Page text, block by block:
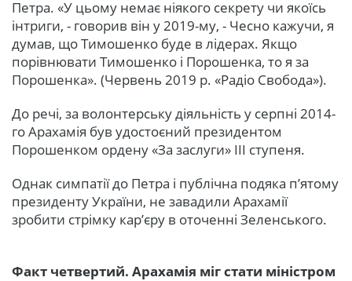
Петра. «У цьому немає ніякого секрету чи якоїсь
інтриги, - говорив він у 2019-му, - Чесно кажучи, я
думав, що Тимошенко буде в лідерах. Якщо
порівнювати Тимошенко і Порошенка, то я за
Порошенка». (Червень 2019 р. «Радіо Свобода»).
До речі, за волонтерську діяльність у серпні 2014-
го Арахамія був удостоєний президентом
Порошенком ордену «За заслуги» III ступеня.
Однак симпатії до Петра і публічна подяка п’ятому
президенту України, не завадили Арахамії
зробити стрімку кар’єру в оточенні Зеленського.
Факт четвертий. Арахамія міг стати міністром